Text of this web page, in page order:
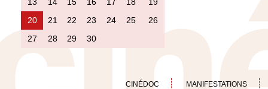
20
21 22 23 24 25
26
27
28 29 30
CINÉDOC MANIFESTATIONS